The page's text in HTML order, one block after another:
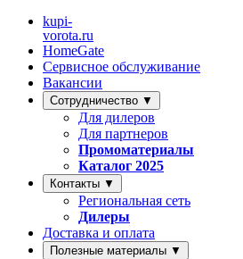
kupi-
vorota.ru
HomeGate
Сервисное обслуживание
Вакансии
Сотрудничество ▼
Для дилеров
Для партнеров
Промоматериалы
Каталог 2025
Контакты ▼
Региональная сеть
Дилеры
Доставка и оплата
Полезные материалы ▼